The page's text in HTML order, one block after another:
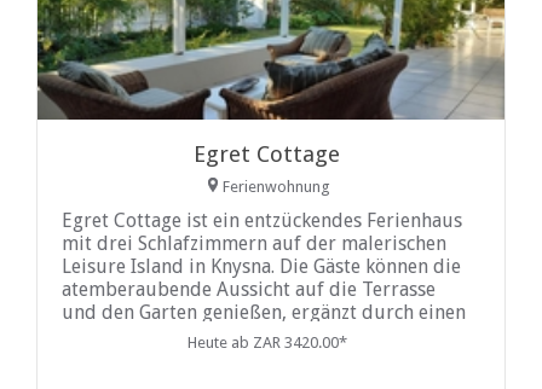
Egret Cottage
Ferienwohnung
Egret Cottage ist ein entzückendes Ferienhaus
mit drei Schlafzimmern auf der malerischen
Leisure Island in Knysna. Die Gäste können die
atemberaubende Aussicht auf die Terrasse
und den Garten genießen, ergänzt durch einen
wunderschön angelegten Garten und reichlich
Heute ab ZAR 3420.00*